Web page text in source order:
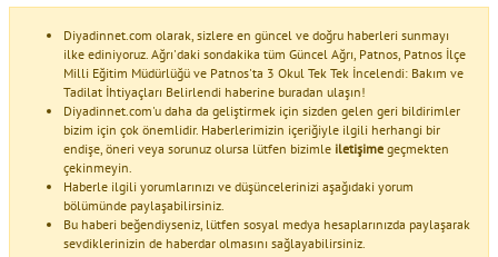
Diyadinnet.com olarak, sizlere en güncel ve doğru haberleri sunmayı
ilke ediniyoruz. Ağrı'daki sondakika tüm Güncel Ağrı, Patnos, Patnos İlçe
Milli Eğitim Müdürlüğü ve Patnos'ta 3 Okul Tek Tek İncelendi: Bakım ve
Tadilat İhtiyaçları Belirlendi haberine buradan ulaşın!
Diyadinnet.com'u daha da geliştirmek için sizden gelen geri bildirimler
bizim için çok önemlidir. Haberlerimizin içeriğiyle ilgili herhangi bir
endişe, öneri veya sorunuz olursa lütfen bizimle iletişime geçmekten
çekinmeyin.
Haberle ilgili yorumlarınızı ve düşüncelerinizi aşağıdaki yorum
bölümünde paylaşabilirsiniz.
Bu haberi beğendiyseniz, lütfen sosyal medya hesaplarınızda paylaşarak
sevdiklerinizin de haberdar olmasını sağlayabilirsiniz.